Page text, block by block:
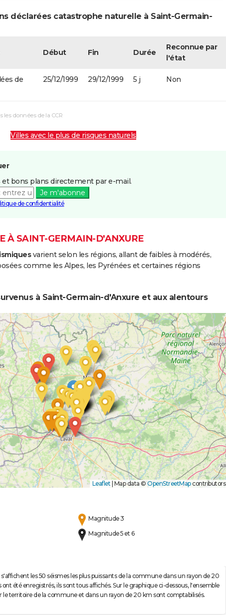
déclarées catastrophe naturelle à Saint-Germain-
Début Fin Durée
Reconnue par
l'état
de
25/12/1999 29/12/1999 5 j Non
les données de la CCR
Villes avec le plus de risques naturels
et bons plans directement par e-mail.
Je m'abonne
de confidentialité
À SAINT-GERMAIN-D'ANXURE
varient selon les régions, allant de faibles à modérés,
comme les Alpes, les Pyrénées et certaines régions
à Saint-Germain-d'Anxure et aux alentours
Leaflet Map data © OpenStreetMapcontributors
Magnitude 3
Magnitude 5 et 6
les 50 séismes les plus puissants de la commune dans un rayon de 20
ont été enregistrés, ils sont tous affichés. Sur le graphique ci-dessous, l'ensemble
le territoire de la commune et dans un rayon de 20 km sont comptabilisés.